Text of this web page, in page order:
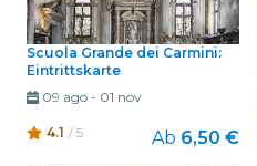
Scuola Grande dei Carmini:
Eintrittskarte
09 ago- 01 nov
4.1 / 5 Ab 6,50 €